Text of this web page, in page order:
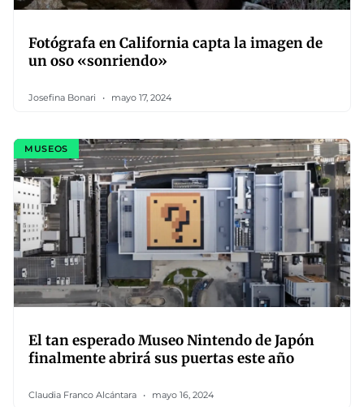
Fotógrafa en California capta la imagen de
un oso «sonriendo»
Josefina Bonari mayo 17, 2024
MUSEOS
El tan esperado Museo Nintendo de Japón
finalmente abrirá sus puertas este año
Claudia Franco Alcántara mayo 16, 2024